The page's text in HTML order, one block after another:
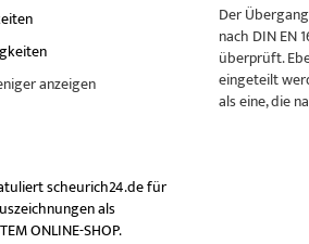
Der
nach DIN EN
überprüft.
eingeteilt
als eine, die
anzeigen
scheurich24.de für
als
ONLINE-SHOP.